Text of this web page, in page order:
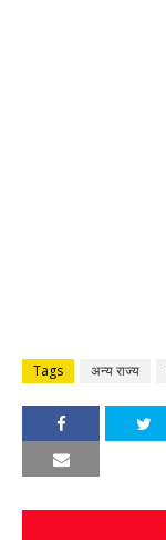
Tags अन्य राज्य